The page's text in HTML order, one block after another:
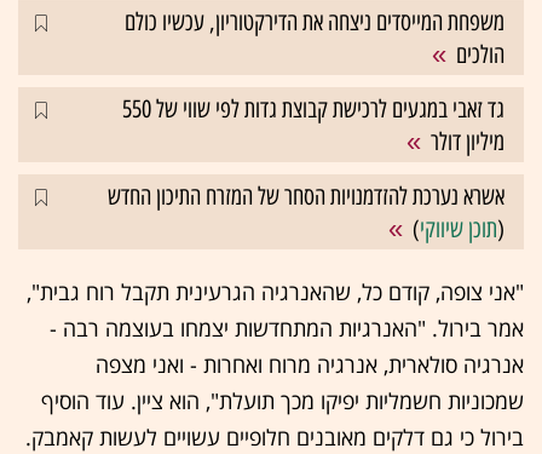
משפחת המייסדים ניצחה את הדירקטוריון, עכשיו כולם
הולכים
גד זאבי במגעים לרכישת קבוצת גדות לפי שווי של 550
מיליון דולר
אשרא נערכת להזדמנויות הסחר של המזרח התיכון החדש
(תוכן שיווקי)
"אני צופה, קודם כל, שהאנרגיה הגרעינית תקבל רוח גבית",
אמר בירול. "האנרגיות המתחדשות יצמחו בעוצמה רבה -
אנרגיה סולארית, אנרגיה מרוח ואחרות - ואני מצפה
שמכוניות חשמליות יפיקו מכך תועלת", הוא ציין. עוד הוסיף
בירול כי גם דלקים מאובנים חלופיים עשויים לעשות קאמבק.